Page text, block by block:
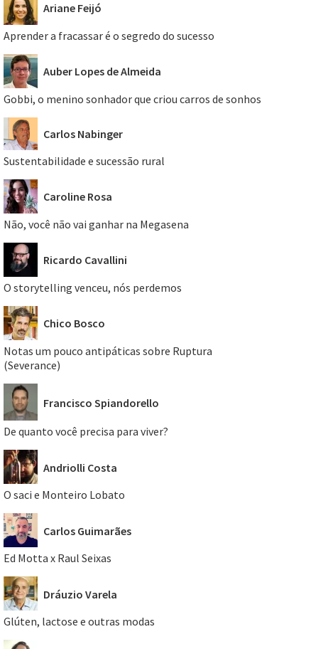
Ariane Feijó
Aprender a fracassar é o segredo do sucesso
Auber Lopes de Almeida
Gobbi, o menino sonhador que criou carros de sonhos
Carlos Nabinger
Sustentabilidade e sucessão rural
Caroline Rosa
Não, você não vai ganhar na Megasena
Ricardo Cavallini
O storytelling venceu, nós perdemos
Chico Bosco
Notas um pouco antipáticas sobre Ruptura
(Severance)
Francisco Spiandorello
De quanto você precisa para viver?
Andriolli Costa
O saci e Monteiro Lobato
Carlos Guimarães
Ed Motta x Raul Seixas
Dráuzio Varela
Glúten, lactose e outras modas